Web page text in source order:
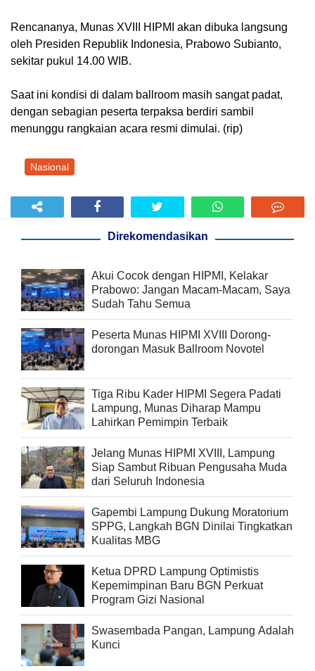
Rencananya, Munas XVIII HIPMI akan dibuka langsung
oleh Presiden Republik Indonesia, Prabowo Subianto,
sekitar pukul 14.00 WIB.
Saat ini kondisi di dalam ballroom masih sangat padat,
dengan sebagian peserta terpaksa berdiri sambil
menunggu rangkaian acara resmi dimulai. (rip)
Nasional
Direkomendasikan
Akui Cocok dengan HIPMI, Kelakar
Prabowo: Jangan Macam-Macam, Saya
Sudah Tahu Semua
Peserta Munas HIPMI XVIII Dorong-
dorongan Masuk Ballroom Novotel
Tiga Ribu Kader HIPMI Segera Padati
Lampung, Munas Diharap Mampu
Lahirkan Pemimpin Terbaik
Jelang Munas HIPMI XVIII, Lampung
Siap Sambut Ribuan Pengusaha Muda
dari Seluruh Indonesia
Gapembi Lampung Dukung Moratorium
SPPG, Langkah BGN Dinilai Tingkatkan
Kualitas MBG
Ketua DPRD Lampung Optimistis
Kepemimpinan Baru BGN Perkuat
Program Gizi Nasional
Swasembada Pangan, Lampung Adalah
Kunci